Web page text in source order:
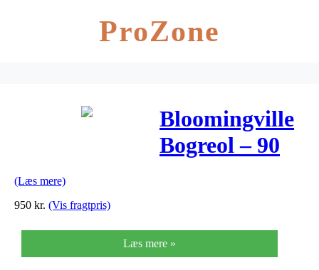
ProZone
Bloomingville
Bogreol – 90
(Læs mere)
950 kr. (Vis fragtpris)
Læs mere »